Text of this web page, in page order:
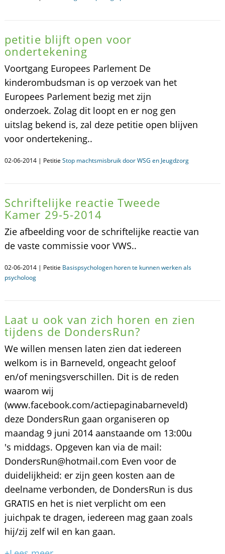
petitie blijft open voor
ondertekening
Voortgang Europees Parlement De
kinderombudsman is op verzoek van het
Europees Parlement bezig met zijn
onderzoek. Zolag dit loopt en er nog gen
uitslag bekend is, zal deze petitie open blijven
voor ondertekening..
02-06-2014 | Petitie Stop machtsmisbruik door WSG en Jeugdzorg
Schriftelijke reactie Tweede
Kamer 29-5-2014
Zie afbeelding voor de schriftelijke reactie van
de vaste commissie voor VWS..
02-06-2014 | Petitie Basispsychologen horen te kunnen werken als
psycholoog
Laat u ook van zich horen en zien
tijdens de DondersRun?
We willen mensen laten zien dat iedereen
welkom is in Barneveld, ongeacht geloof
en/of meningsverschillen. Dit is de reden
waarom wij
(www.facebook.com/actiepaginabarneveld)
deze DondersRun gaan organiseren op
maandag 9 juni 2014 aanstaande om 13:00u
's middags. Opgeven kan via de mail:
DondersRun@hotmail.com Even voor de
duidelijkheid: er zijn geen kosten aan de
deelname verbonden, de DondersRun is dus
GRATIS en het is niet verplicht om een
juichpak te dragen, iedereen mag gaan zoals
hij/zij zelf wil en kan gaan.